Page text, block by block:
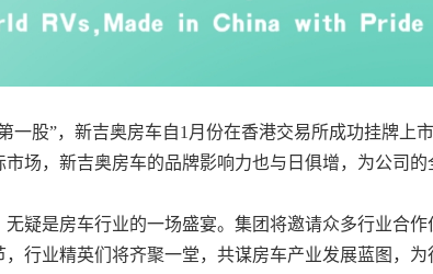
一股”，新吉奥房车自1月份在香港交易所成功挂牌
市场，新吉奥房车的品牌影响力也与日俱增，为公司的
无疑是房车行业的一场盛宴。集团将邀请众多行业合
，行业精英们将齐聚一堂，共谋房车产业发展蓝图，